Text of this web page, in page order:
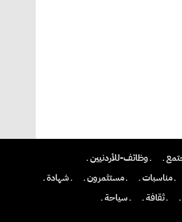
ـ
ـ وظائف-للأردنيين ـ
ـ مناسبات ـ ـ مستثمرون ـ
ـ شهادة ـ
ـ ثقافة ـ
ـ سياحة ـ